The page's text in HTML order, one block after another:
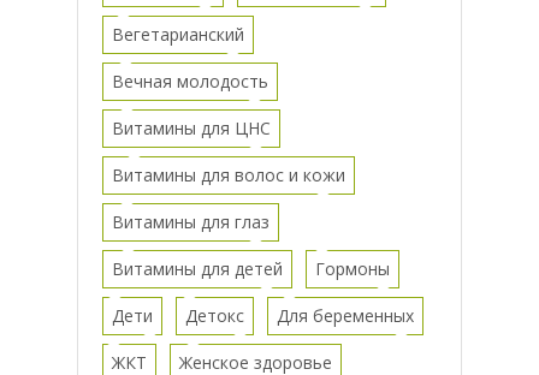
Вегетарианский
Вечная молодость
Витамины для ЦНС
Витамины для волос и кожи
Витамины для глаз
Витамины для детей Гормоны
Дети Детокс Для беременных
ЖКТ Женское здоровье